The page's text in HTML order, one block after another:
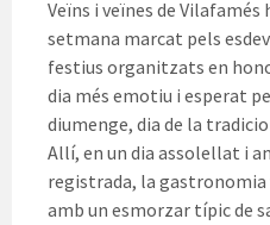
Veïns i veïnes de
setmana marcat pels
festius organitzats en
dia més emotiu i esperat
diumenge, dia de la
Allí, en un dia assolellat i
registrada, la
amb un esmorzar típic de